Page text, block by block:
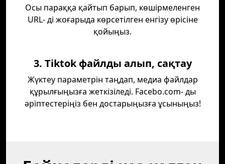
Осы параққа қайтып барып, көшірмеленген
URL- ді жоғарыда көрсетілген енгізу өрісіне
қойыңыз.
3. Tiktok файлды алып, сақтау
Жүктеу параметрін таңдап, медиа файлдар
құрылғыңызға жеткізіледі. Facebo.com- ды
әріптестеріңіз бен достарыңызға ұсыныңыз!